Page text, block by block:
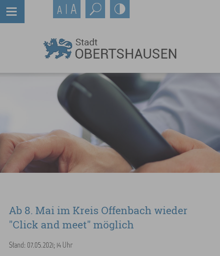
Ab 8. Mai im Kreis Offenbach wieder
"Click and meet" möglich
Stand: 07.05.2021; 14 Uhr